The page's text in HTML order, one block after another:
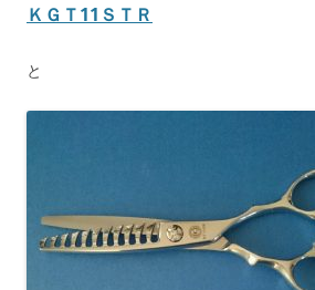
ＫＧＴ11ＳＴＲ
と